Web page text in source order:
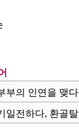
부의 인연을 맺다
일전하다, 환골탈